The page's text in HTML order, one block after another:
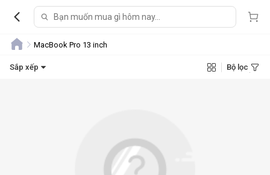
MacBook Pro 13 inch
Sắp xếp Bộ lọc